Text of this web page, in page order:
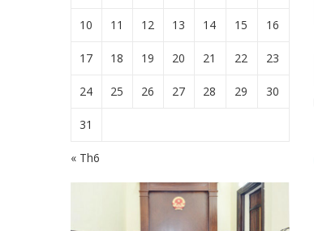
10 11 12 13 14 15 16
17 18 19 20 21 22 23
24 25 26 27 28 29 30
31
« Th6